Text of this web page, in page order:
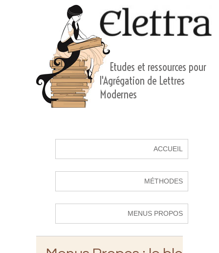
Etudes et ressources pour
l'Agrégation de Lettres
Modernes
ACCUEIL
MÉTHODES
MENUS PROPOS